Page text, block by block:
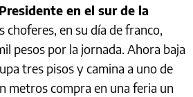
en el sur de la
choferes, en su día de franco,
pesos por la jornada. Ahora baja
tres pisos y camina a uno de
metros compra en una feria un